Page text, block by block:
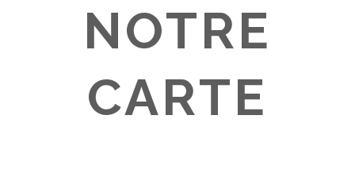
NOTRE
CARTE